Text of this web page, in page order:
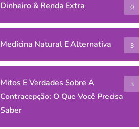
Dinheiro & Renda Extra 0
Medicina Natural E Alternativa 3
Mitos E Verdades Sobre A
Contracepção: O Que Você Precisa
Saber
3